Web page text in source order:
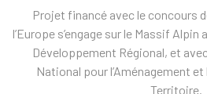
Projet financé avec le concours
l’Europe s’engage sur le Massif
Développement Régional, et
National pour l’Aménagement
Territoire.